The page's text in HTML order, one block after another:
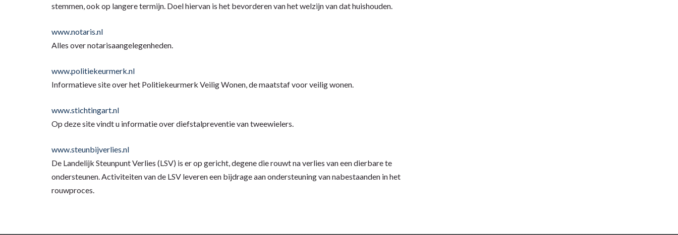
stemmen, ook op langere termijn. Doel hiervan is het bevorderen van het welzijn van dat huishouden.
www.notaris.nl
Alles over notarisaangelegenheden.
www.politiekeurmerk.nl
Informatieve site over het Politiekeurmerk Veilig Wonen, de maatstaf voor veilig wonen.
www.stichtingart.nl
Op deze site vindt u informatie over diefstalpreventie van tweewielers.
www.steunbijverlies.nl
De Landelijk Steunpunt Verlies (LSV) is er op gericht, degene die rouwt na verlies van een dierbare te
ondersteunen. Activiteiten van de LSV leveren een bijdrage aan ondersteuning van nabestaanden in het
rouwproces.